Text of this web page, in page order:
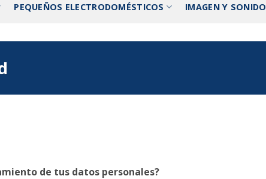
PEQUEÑOS ELECTRODOMÉSTICOS IMAGEN Y SONIDO
de tus datos personales?